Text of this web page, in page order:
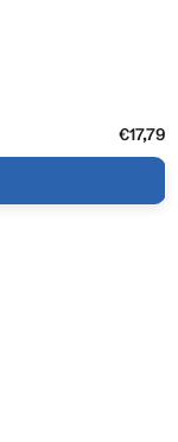
€17,79